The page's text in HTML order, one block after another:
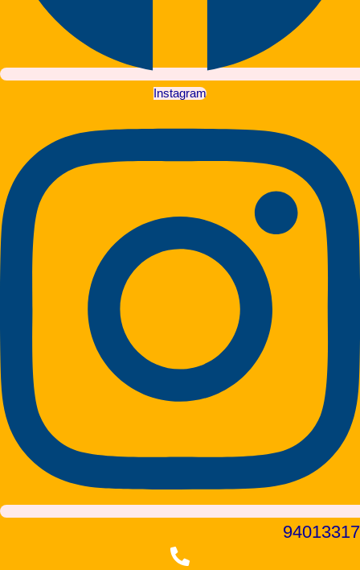
Instagram
94013317